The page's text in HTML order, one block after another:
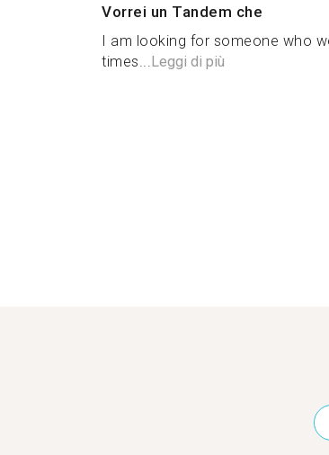
Vorrei un Tandem che
I am looking for someone who
times...Leggi di più